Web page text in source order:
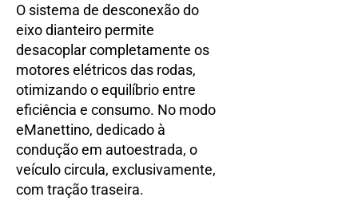
O sistema de desconexão do
eixo dianteiro permite
desacoplar completamente os
motores elétricos das rodas,
otimizando o equilíbrio entre
eficiência e consumo. No modo
eManettino, dedicado à
condução em autoestrada, o
veículo circula, exclusivamente,
com tração traseira.